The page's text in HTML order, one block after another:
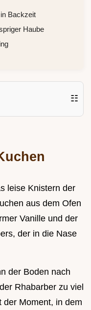
Backzeit
Haube
☷
leise Knistern der
aus dem Ofen
Vanille und der
der in die Nase
der Boden nach
Rhabarber zu viel
der Moment, in dem